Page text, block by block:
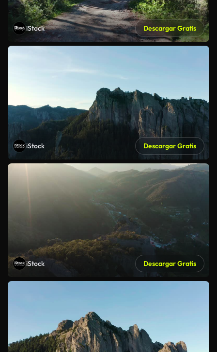
iStock Descargar Gratis
iStock Descargar Gratis
iStock Descargar Gratis